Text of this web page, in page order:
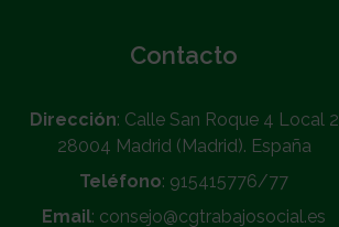
Contacto
Dirección: Calle San Roque 4 Local 2
28004 Madrid (Madrid). España
Teléfono: 915415776/77
Email: consejo@cgtrabajosocial.es